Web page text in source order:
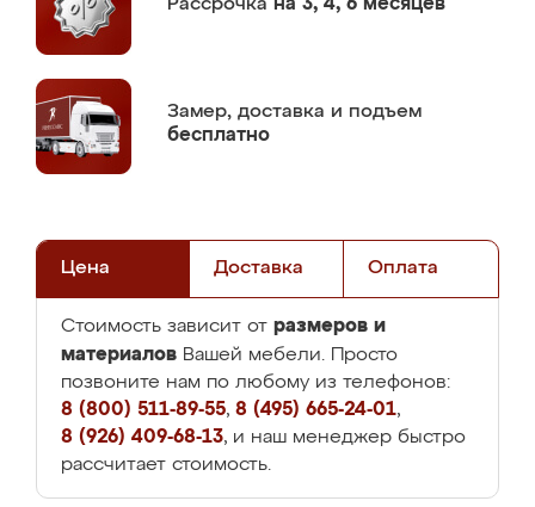
Рассрочка на 3, 4, 6 месяцев
Замер, доставка и подъем
бесплатно
Цена Доставка Оплата
Стоимость зависит от размеров и
материалов Вашей мебели. Просто
позвоните нам по любому из телефонов:
8 (800) 511-89-55, 8 (495) 665-24-01,
8 (926) 409-68-13, и наш менеджер быстро
рассчитает стоимость.